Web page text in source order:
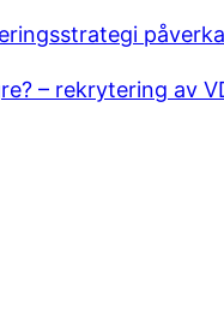
– rekrytering av